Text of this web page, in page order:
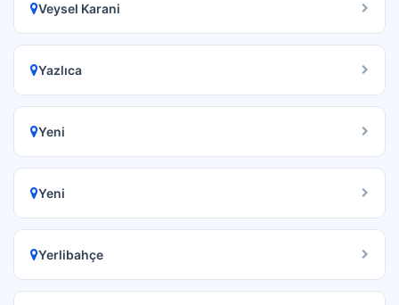
Veysel Karani
Yazlıca
Yeni
Yeni
Yerlibahçe